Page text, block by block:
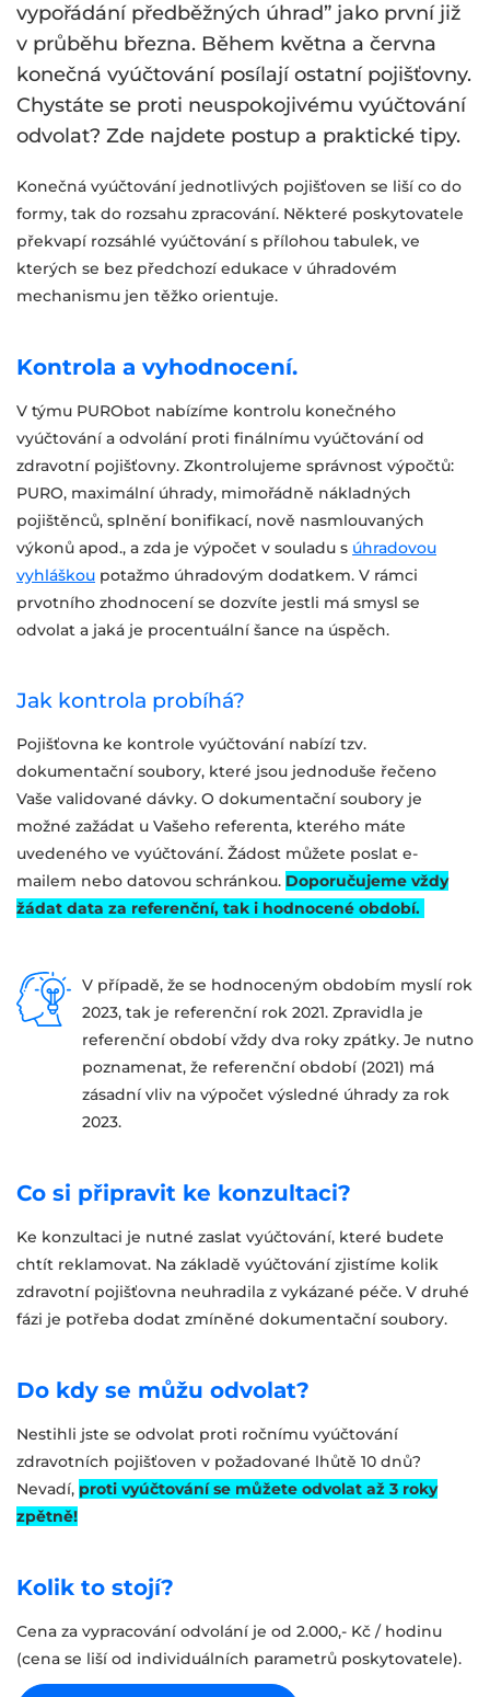
vypořádání předběžných úhrad” jako první již
v průběhu března. Během května a června
konečná vyúčtování posílají ostatní pojišťovny.
Chystáte se proti neuspokojivému vyúčtování
odvolat? Zde najdete postup a praktické tipy.
Konečná vyúčtování jednotlivých pojišťoven se liší co do
formy, tak do rozsahu zpracování. Některé poskytovatele
překvapí rozsáhlé vyúčtování s přílohou tabulek, ve
kterých se bez předchozí edukace v úhradovém
mechanismu jen těžko orientuje.
Kontrola a vyhodnocení.
V týmu PURObot nabízíme kontrolu konečného
vyúčtování a odvolání proti finálnímu vyúčtování od
zdravotní pojišťovny. Zkontrolujeme správnost výpočtů:
PURO, maximální úhrady, mimořádně nákladných
pojištěnců, splnění bonifikací, nově nasmlouvaných
výkonů apod., a zda je výpočet v souladu s úhradovou
vyhláškou potažmo úhradovým dodatkem. V rámci
prvotního zhodnocení se dozvíte jestli má smysl se
odvolat a jaká je procentuální šance na úspěch.
Jak kontrola probíhá?
Pojišťovna ke kontrole vyúčtování nabízí tzv.
dokumentační soubory, které jsou jednoduše řečeno
Vaše validované dávky. O dokumentační soubory je
možné zažádat u Vašeho referenta, kterého máte
uvedeného ve vyúčtování. Žádost můžete poslat e-
mailem nebo datovou schránkou. Doporučujeme vždy
žádat data za referenční, tak i hodnocené období.
V případě, že se hodnoceným obdobím myslí rok
2023, tak je referenční rok 2021. Zpravidla je
referenční období vždy dva roky zpátky. Je nutno
poznamenat, že referenční období (2021) má
zásadní vliv na výpočet výsledné úhrady za rok
2023.
Co si připravit ke konzultaci?
Ke konzultaci je nutné zaslat vyúčtování, které budete
chtít reklamovat. Na základě vyúčtování zjistíme kolik
zdravotní pojišťovna neuhradila z vykázané péče. V druhé
fázi je potřeba dodat zmíněné dokumentační soubory.
Do kdy se můžu odvolat?
Nestihli jste se odvolat proti ročnímu vyúčtování
zdravotních pojišťoven v požadované lhůtě 10 dnů?
Nevadí, proti vyúčtování se můžete odvolat až 3 roky
zpětně!
Kolik to stojí?
Cena za vypracování odvolání je od 2.000,- Kč / hodinu
(cena se liší od individuálních parametrů poskytovatele).